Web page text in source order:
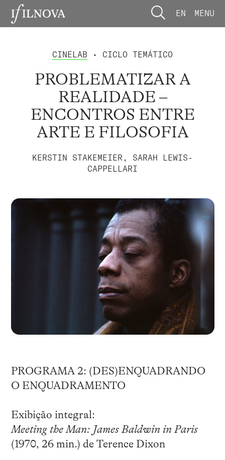
EN MENU
CINELAB • CICLO TEMÁTICO
PROBLEMATIZAR A
REALIDADE –
ENCONTROS ENTRE
ARTE E FILOSOFIA
KERSTIN STAKEMEIER, SARAH LEWIS-
CAPPELLARI
PROGRAMA 2: (DES)ENQUADRANDO
O ENQUADRAMENTO
Exibição integral:
Meeting the Man: James Baldwin in Paris
(1970, 26 min.) de Terence Dixon